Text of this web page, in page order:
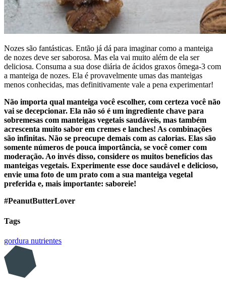
Nozes são fantásticas. Então já dá para imaginar como a manteiga
de nozes deve ser saborosa. Mas ela vai muito além de ela ser
deliciosa. Consuma a sua dose diária de ácidos graxos ômega-3 com
a manteiga de nozes. Ela é provavelmente umas das manteigas
menos conhecidas, mas definitivamente vale a pena experimentar!
Não importa qual manteiga você escolher, com certeza você não
vai se decepcionar. Ela não só é um ingrediente chave para
sobremesas com manteigas vegetais saudáveis, mas também
acrescenta muito sabor em cremes e lanches! As combinações
são infinitas. Não se preocupe demais com as calorias. Elas são
somente números de pouca importância, se você comer com
moderação. Ao invés disso, considere os muitos benefícios das
manteigas vegetais. Experimente esse doce saudável e delicioso,
envie uma foto de um prato com a sua manteiga vegetal
preferida e, mais importante: saboreie!
#PeanutButterLover
Tags
gordura nutrientes